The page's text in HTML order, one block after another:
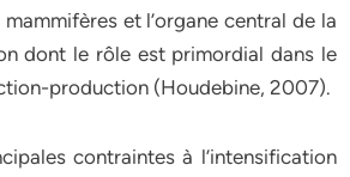
et l’organe central de la
dont le rôle est primordial dans le
production (Houdebine, 2007).
contraintes à l’intensification